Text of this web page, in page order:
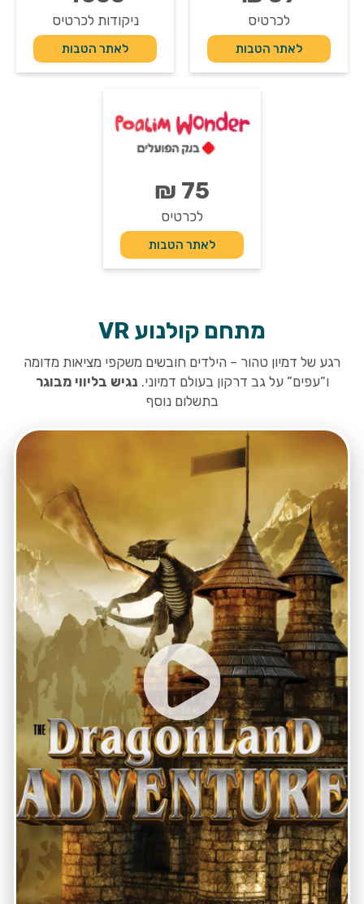
לכרטיס
לאתר הטבות
ניקודות לכרטיס
לאתר הטבות
75 ₪
לכרטיס
לאתר הטבות
מתחם קולנוע VR
רגע של דמיון טהור – הילדים חובשים משקפי מציאות מדומה
ו”עפים” על גב דרקון בעולם דמיוני. נגיש בליווי מבוגר
בתשלום נוסף